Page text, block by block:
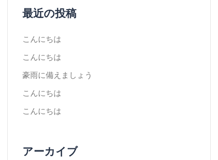
最近の投稿
こんにちは
こんにちは
豪雨に備えましょう
こんにちは
こんにちは
アーカイブ